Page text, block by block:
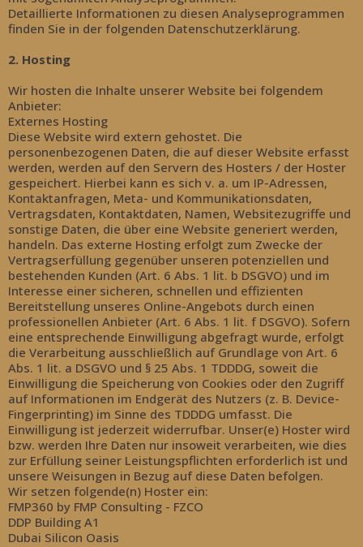
Detaillierte Informationen zu diesen Analyseprogrammen
finden Sie in der folgenden Datenschutzerklärung.
2. Hosting
Wir hosten die Inhalte unserer Website bei folgendem
Anbieter:
Externes Hosting
Diese Website wird extern gehostet. Die
personenbezogenen Daten, die auf dieser Website erfasst
werden, werden auf den Servern des Hosters / der Hoster
gespeichert. Hierbei kann es sich v. a. um IP-Adressen,
Kontaktanfragen, Meta- und Kommunikationsdaten,
Vertragsdaten, Kontaktdaten, Namen, Websitezugriffe und
sonstige Daten, die über eine Website generiert werden,
handeln. Das externe Hosting erfolgt zum Zwecke der
Vertragserfüllung gegenüber unseren potenziellen und
bestehenden Kunden (Art. 6 Abs. 1 lit. b DSGVO) und im
Interesse einer sicheren, schnellen und effizienten
Bereitstellung unseres Online-Angebots durch einen
professionellen Anbieter (Art. 6 Abs. 1 lit. f DSGVO). Sofern
eine entsprechende Einwilligung abgefragt wurde, erfolgt
die Verarbeitung ausschließlich auf Grundlage von Art. 6
Abs. 1 lit. a DSGVO und § 25 Abs. 1 TDDDG, soweit die
Einwilligung die Speicherung von Cookies oder den Zugriff
auf Informationen im Endgerät des Nutzers (z. B. Device-
Fingerprinting) im Sinne des TDDDG umfasst. Die
Einwilligung ist jederzeit widerrufbar. Unser(e) Hoster wird
bzw. werden Ihre Daten nur insoweit verarbeiten, wie dies
zur Erfüllung seiner Leistungspflichten erforderlich ist und
unsere Weisungen in Bezug auf diese Daten befolgen.
Wir setzen folgende(n) Hoster ein:
FMP360 by FMP Consulting - FZCO
DDP Building A1
Dubai Silicon Oasis